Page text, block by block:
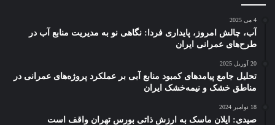
4 می 2025
آب، چالش امروز، پایداری فردا: نگاهی نو به مدیریت منابع آب در
طرح‌های عمرانی ایران
20 آوریل 2025
تحلیل جامع پیامدهای کمبود منابع آبی بر عملکرد پروژه‌های عمرانی در
مناطق خشک و نیمه‌خشک ایران
18 نوامبر 2024
صیدی: ایلان ماسک به ارزش ذاتی بورس تهران واقف است